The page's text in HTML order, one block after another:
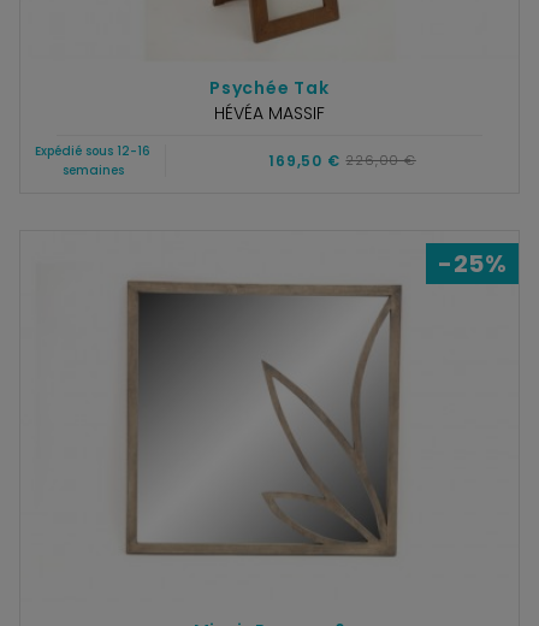
Psychée Tak
HÉVÉA MASSIF
Expédié sous 12-16
semaines
169,50 € 226,00 €
-25%